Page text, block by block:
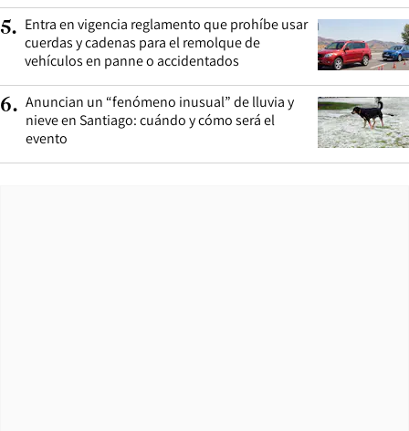
5. Entra en vigencia reglamento que prohíbe usar
cuerdas y cadenas para el remolque de
vehículos en panne o accidentados
6. Anuncian un “fenómeno inusual” de lluvia y
nieve en Santiago: cuándo y cómo será el
evento